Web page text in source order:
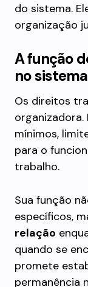
do sistema.
organização
A função
no sistema
Os direitos
mínimos,
para o
trabalho.
Sua função
específicos,
relação
quando se
promete
permanência